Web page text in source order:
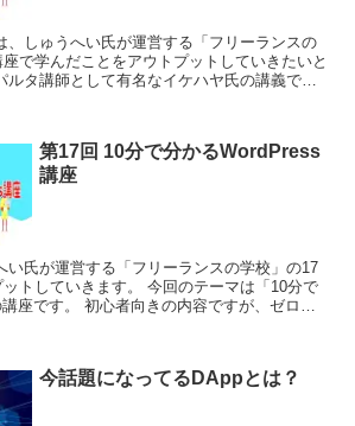
で学んだことをアウトプットしていきたいと
第17回 10分で分かるWordPress
講座
ます。 今回のテーマは「10分で
の内容ですが、ゼロか
今話題になってるDAppとは？